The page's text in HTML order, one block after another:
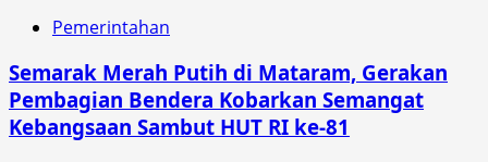
Pemerintahan
Semarak Merah Putih di Mataram, Gerakan
Pembagian Bendera Kobarkan Semangat
Kebangsaan Sambut HUT RI ke-81